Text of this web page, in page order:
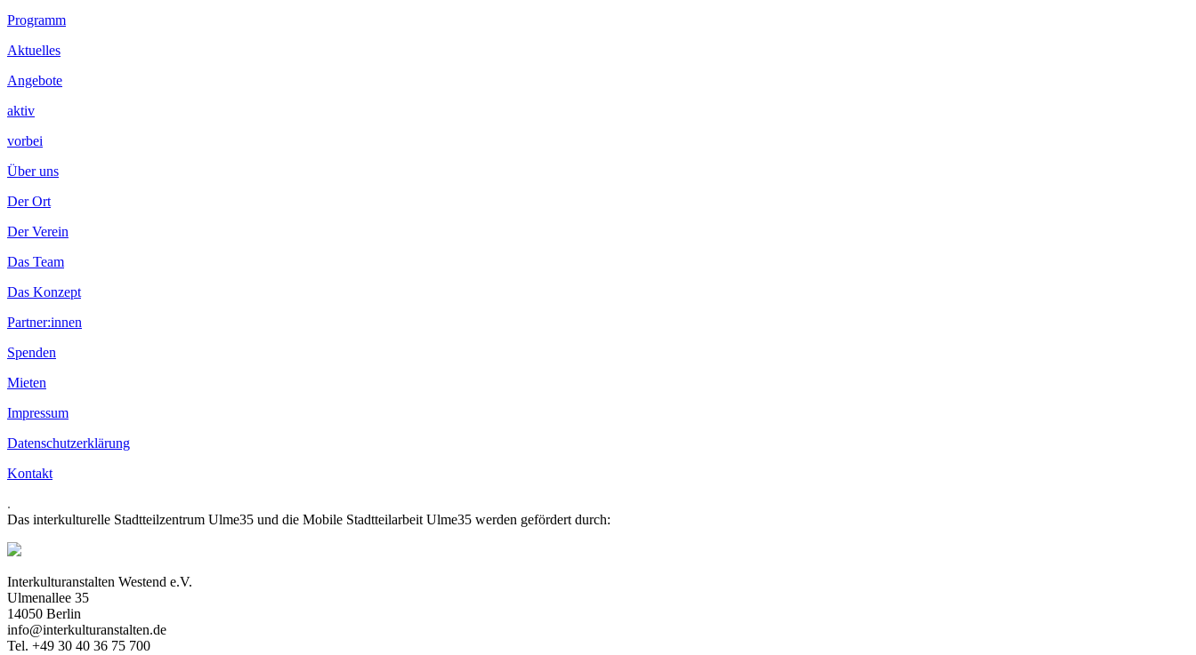
Footer
Inhalt
Programm
Aktuelles
Angebote
aktiv
vorbei
Über uns
Der Ort
Der Verein
Das Team
Das Konzept
Partner:innen
Spenden
Mieten
Impressum
Datenschutzerklärung
Kontakt
.
Das interkulturelle Stadtteilzentrum Ulme35 und die Mobile Stadtteilarbeit Ulme35 werden gefördert durch:
Interkulturanstalten Westend e.V.
Ulmenallee 35
14050 Berlin
info@interkulturanstalten.de
Tel. +49 30 40 36 75 700